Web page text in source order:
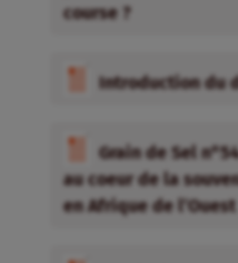
course ?
Introduction du
Grain de Sel
au coeur de la
en Afrique de l’Ouest